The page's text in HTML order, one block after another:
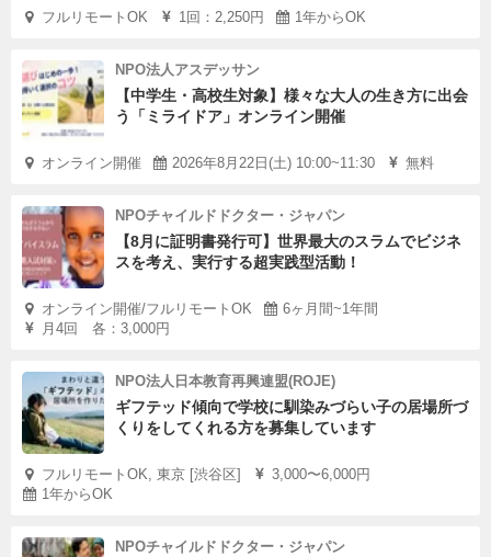
フルリモートOK 1回：2,250円 1年からOK
NPO法人アスデッサン
【中学生・高校生対象】様々な大人の生き方に出会
う「ミライドア」オンライン開催
オンライン開催 2026年8月22日(土) 10:00~11:30 無料
NPOチャイルドドクター・ジャパン
【8月に証明書発行可】世界最大のスラムでビジネ
スを考え、実行する超実践型活動！
オンライン開催/フルリモートOK
6ヶ月間~1年間
月4回 各：3,000円
NPO法人日本教育再興連盟(ROJE)
ギフテッド傾向で学校に馴染みづらい子の居場所づ
くりをしてくれる方を募集しています
フルリモートOK, 東京 [渋谷区]
3,000〜6,000円
1年からOK
NPOチャイルドドクター・ジャパン